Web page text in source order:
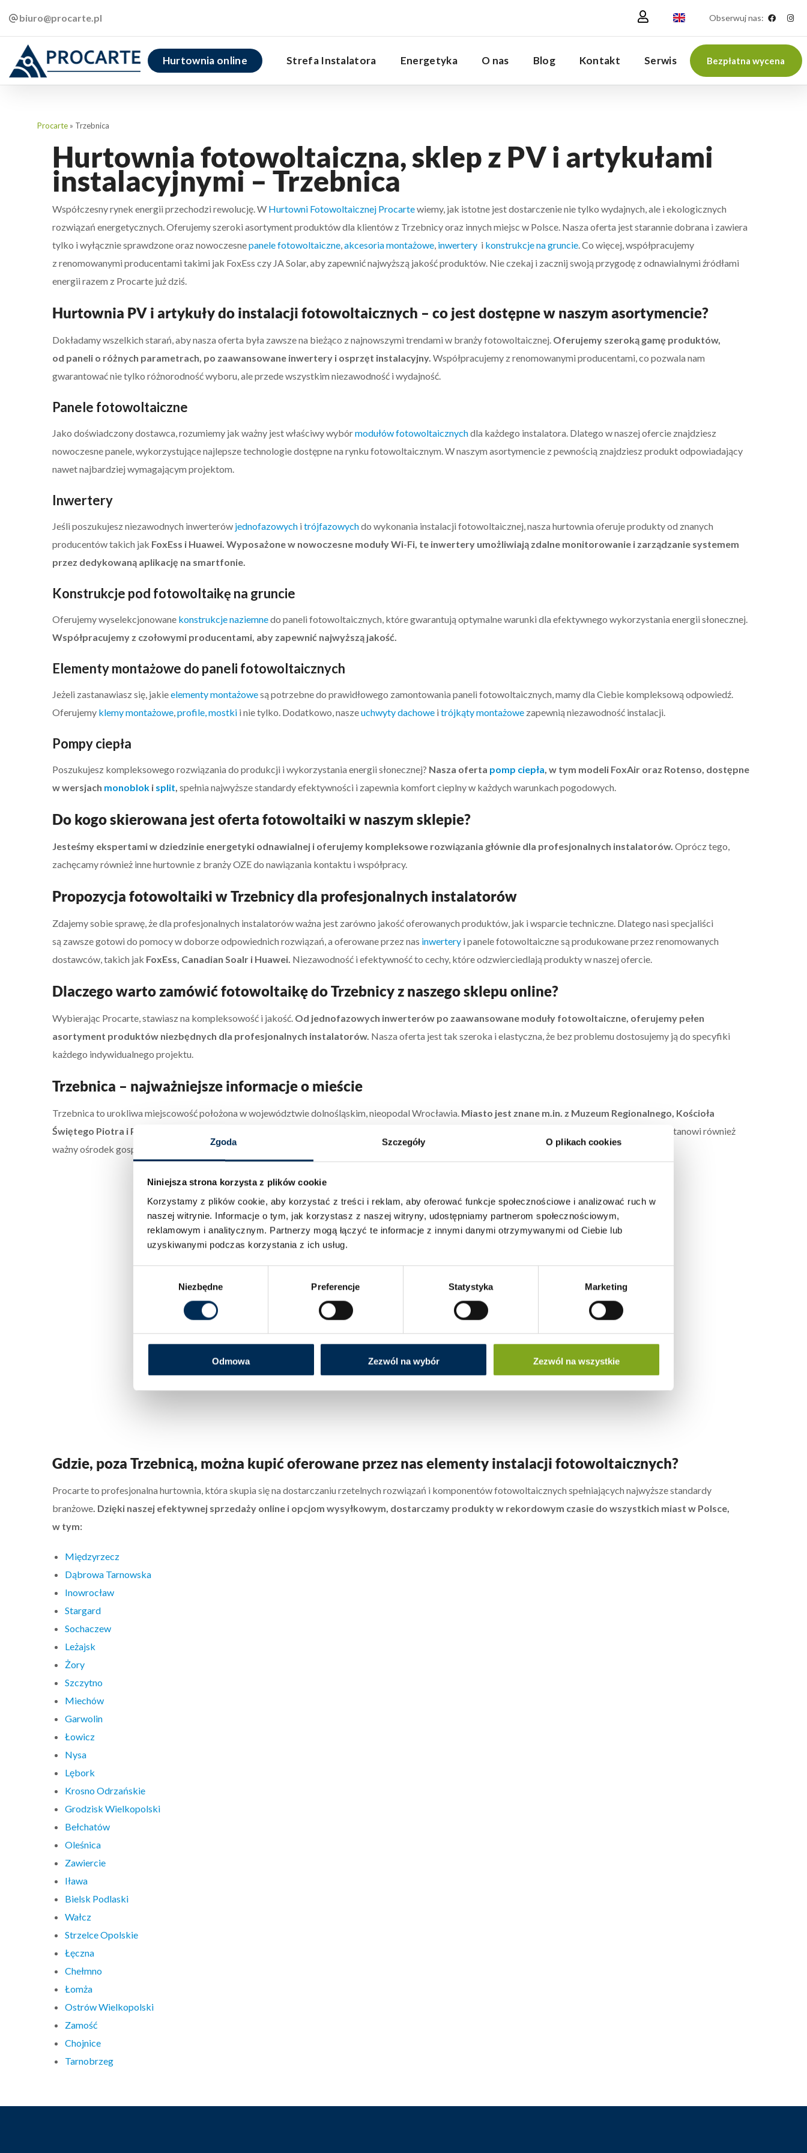
Zgoda Szczegóły O plikach cookies
Niniejsza strona korzysta z plików cookie
Korzystamy z plików cookie, aby korzystać z treści i reklam, aby oferować funkcje społecznościowe i analizować ruch w
naszej witrynie. Informacje o tym, jak korzystasz z naszej witryny, udostępniamy partnerom społecznościowym,
reklamowym i analitycznym. Partnerzy mogą łączyć te informacje z innymi danymi otrzymywanymi od Ciebie lub
uzyskiwanymi podczas korzystania z ich usług.
Niezbędne Preferencje Statystyka Marketing
Odmowa Zezwól na wybór Zezwól na wszystkie
biuro@procarte.pl Obserwuj nas:
Hurtownia online Strefa Instalatora Energetyka O nas Blog Kontakt Serwis Bezpłatna wycena
Procarte » Trzebnica
Hurtownia fotowoltaiczna, sklep z PV i artykułami
instalacyjnymi – Trzebnica
Współczesny rynek energii przechodzi rewolucję. W Hurtowni Fotowoltaicznej Procartewiemy, jak istotne jest dostarczenie nie tylko wydajnych, ale i ekologicznych
rozwiązań energetycznych. Oferujemy szeroki asortyment produktów dla klientów z Trzebnicy oraz innych miejsc w Polsce. Nasza oferta jest starannie dobrana i zawiera
tylko i wyłącznie sprawdzone oraz nowoczesnepanele fotowoltaiczne,akcesoria montażowe, inwertery i konstrukcje na gruncie. Co więcej, współpracujemy
z renomowanymi producentami takimi jak FoxEss czy JA Solar, aby zapewnić najwyższą jakość produktów. Nie czekaj i zacznij swoją przygodę z odnawialnymi źródłami
energii razem z Procarte już dziś.
Hurtownia PV i artykuły do instalacji fotowoltaicznych – co jest dostępne w naszym asortymencie?
Dokładamy wszelkich starań, aby nasza oferta była zawsze na bieżąco z najnowszymi trendami w branży fotowoltaicznej. Oferujemy szeroką gamę produktów,
od paneli o różnych parametrach, po zaawansowane inwertery i osprzęt instalacyjny. Współpracujemy z renomowanymi producentami, co pozwala nam
gwarantować nie tylko różnorodność wyboru, ale przede wszystkim niezawodność i wydajność.
Panele fotowoltaiczne
Jako doświadczony dostawca, rozumiemy jak ważny jest właściwy wybórmodułów fotowoltaicznychdla każdego instalatora. Dlatego w naszej ofercie znajdziesz
nowoczesne panele, wykorzystujące najlepsze technologie dostępne na rynku fotowoltaicznym. W naszym asortymencie z pewnością znajdziesz produkt odpowiadający
nawet najbardziej wymagającym projektom.
Inwertery
Jeśli poszukujesz niezawodnych inwerterów jednofazowych i trójfazowychdo wykonania instalacji fotowoltaicznej, nasza hurtownia oferuje produkty od znanych
producentów takich jak FoxEss i Huawei. Wyposażone w nowoczesne moduły Wi-Fi, te inwertery umożliwiają zdalne monitorowanie i zarządzanie systemem
przez dedykowaną aplikację na smartfonie.
Konstrukcje pod fotowoltaikę na gruncie
Oferujemy wyselekcjonowane konstrukcje naziemnedo paneli fotowoltaicznych, które gwarantują optymalne warunki dla efektywnego wykorzystania energii słonecznej.
Współpracujemy z czołowymi producentami, aby zapewnić najwyższą jakość.
Elementy montażowe do paneli fotowoltaicznych
Jeżeli zastanawiasz się, jakieelementy montażowesą potrzebne do prawidłowego zamontowania paneli fotowoltaicznych, mamy dla Ciebie kompleksową odpowiedź.
Oferujemy klemy montażowe,profile, mostki i nie tylko. Dodatkowo, naszeuchwyty dachowe i trójkąty montażowe zapewnią niezawodność instalacji.
Pompy ciepła
Poszukujesz kompleksowego rozwiązania do produkcji i wykorzystania energii słonecznej? Nasza oferta pomp ciepła, w tym modeli FoxAir oraz Rotenso, dostępne
w wersjach monoblok i split, spełnia najwyższe standardy efektywności i zapewnia komfort cieplny w każdych warunkach pogodowych.
Do kogo skierowana jest oferta fotowoltaiki w naszym sklepie?
Jesteśmy ekspertami w dziedzinie energetyki odnawialnej i oferujemy kompleksowe rozwiązania głównie dla profesjonalnych instalatorów. Oprócz tego,
zachęcamy również inne hurtownie z branży OZE do nawiązania kontaktu i współpracy.
Propozycja fotowoltaiki w Trzebnicy dla profesjonalnych instalatorów
Zdajemy sobie sprawę, że dla profesjonalnych instalatorów ważna jest zarówno jakość oferowanych produktów, jak i wsparcie techniczne. Dlatego nasi specjaliści
są zawsze gotowi do pomocy w doborze odpowiednich rozwiązań, a oferowane przez nas inwertery i panele fotowoltaiczne są produkowane przez renomowanych
dostawców, takich jak FoxEss, Canadian Soalr i Huawei. Niezawodność i efektywność to cechy, które odzwierciedlają produkty w naszej ofercie.
Dlaczego warto zamówić fotowoltaikę do Trzebnicy z naszego sklepu online?
Wybierając Procarte, stawiasz na kompleksowość i jakość. Od jednofazowych inwerterów po zaawansowane moduły fotowoltaiczne, oferujemy pełen
asortyment produktów niezbędnych dla profesjonalnych instalatorów. Nasza oferta jest tak szeroka i elastyczna, że bez problemu dostosujemy ją do specyfiki
każdego indywidualnego projektu.
Trzebnica – najważniejsze informacje o mieście
Trzebnica to urokliwa miejscowość położona w województwie dolnośląskim, nieopodal Wrocławia. Miasto jest znane m.in. z Muzeum Regionalnego, Kościoła
Świętego Piotra i Pawła oraz pięknych okolicznych krajobrazów, co czyni je atrakcyjnym celem dla turystów i miłośników historii
. Trzebnica stanowi również
ważny ośrodek gospodarczy i kulturalny, który przyciąga mieszkańców z całego regionu.
Gdzie, poza Trzebnicą, można kupić oferowane przez nas elementy instalacji fotowoltaicznych?
Procarte to profesjonalna hurtownia, która skupia się na dostarczaniu rzetelnych rozwiązań i komponentów fotowoltaicznych spełniających najwyższe standardy
branżowe. Dzięki naszej efektywnej sprzedaży online i opcjom wysyłkowym, dostarczamy produkty w rekordowym czasie do wszystkich miast w Polsce,
w tym:
Międzyrzecz
Dąbrowa Tarnowska
Inowrocław
Stargard
Sochaczew
Leżajsk
Żory
Szczytno
Miechów
Garwolin
Łowicz
Nysa
Lębork
Krosno Odrzańskie
Grodzisk Wielkopolski
Bełchatów
Oleśnica
Zawiercie
Iława
Bielsk Podlaski
Wałcz
Strzelce Opolskie
Łęczna
Chełmno
Łomża
Ostrów Wielkopolski
Zamość
Chojnice
Tarnobrzeg